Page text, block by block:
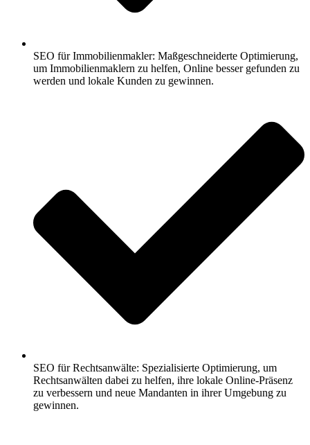
SEO für Immobilienmakler: Maßgeschneiderte Optimierung,
um Immobilienmaklern zu helfen, Online besser gefunden zu
werden und lokale Kunden zu gewinnen.
SEO für Rechtsanwälte: Spezialisierte Optimierung, um
Rechtsanwälten dabei zu helfen, ihre lokale Online-Präsenz
zu verbessern und neue Mandanten in ihrer Umgebung zu
gewinnen.